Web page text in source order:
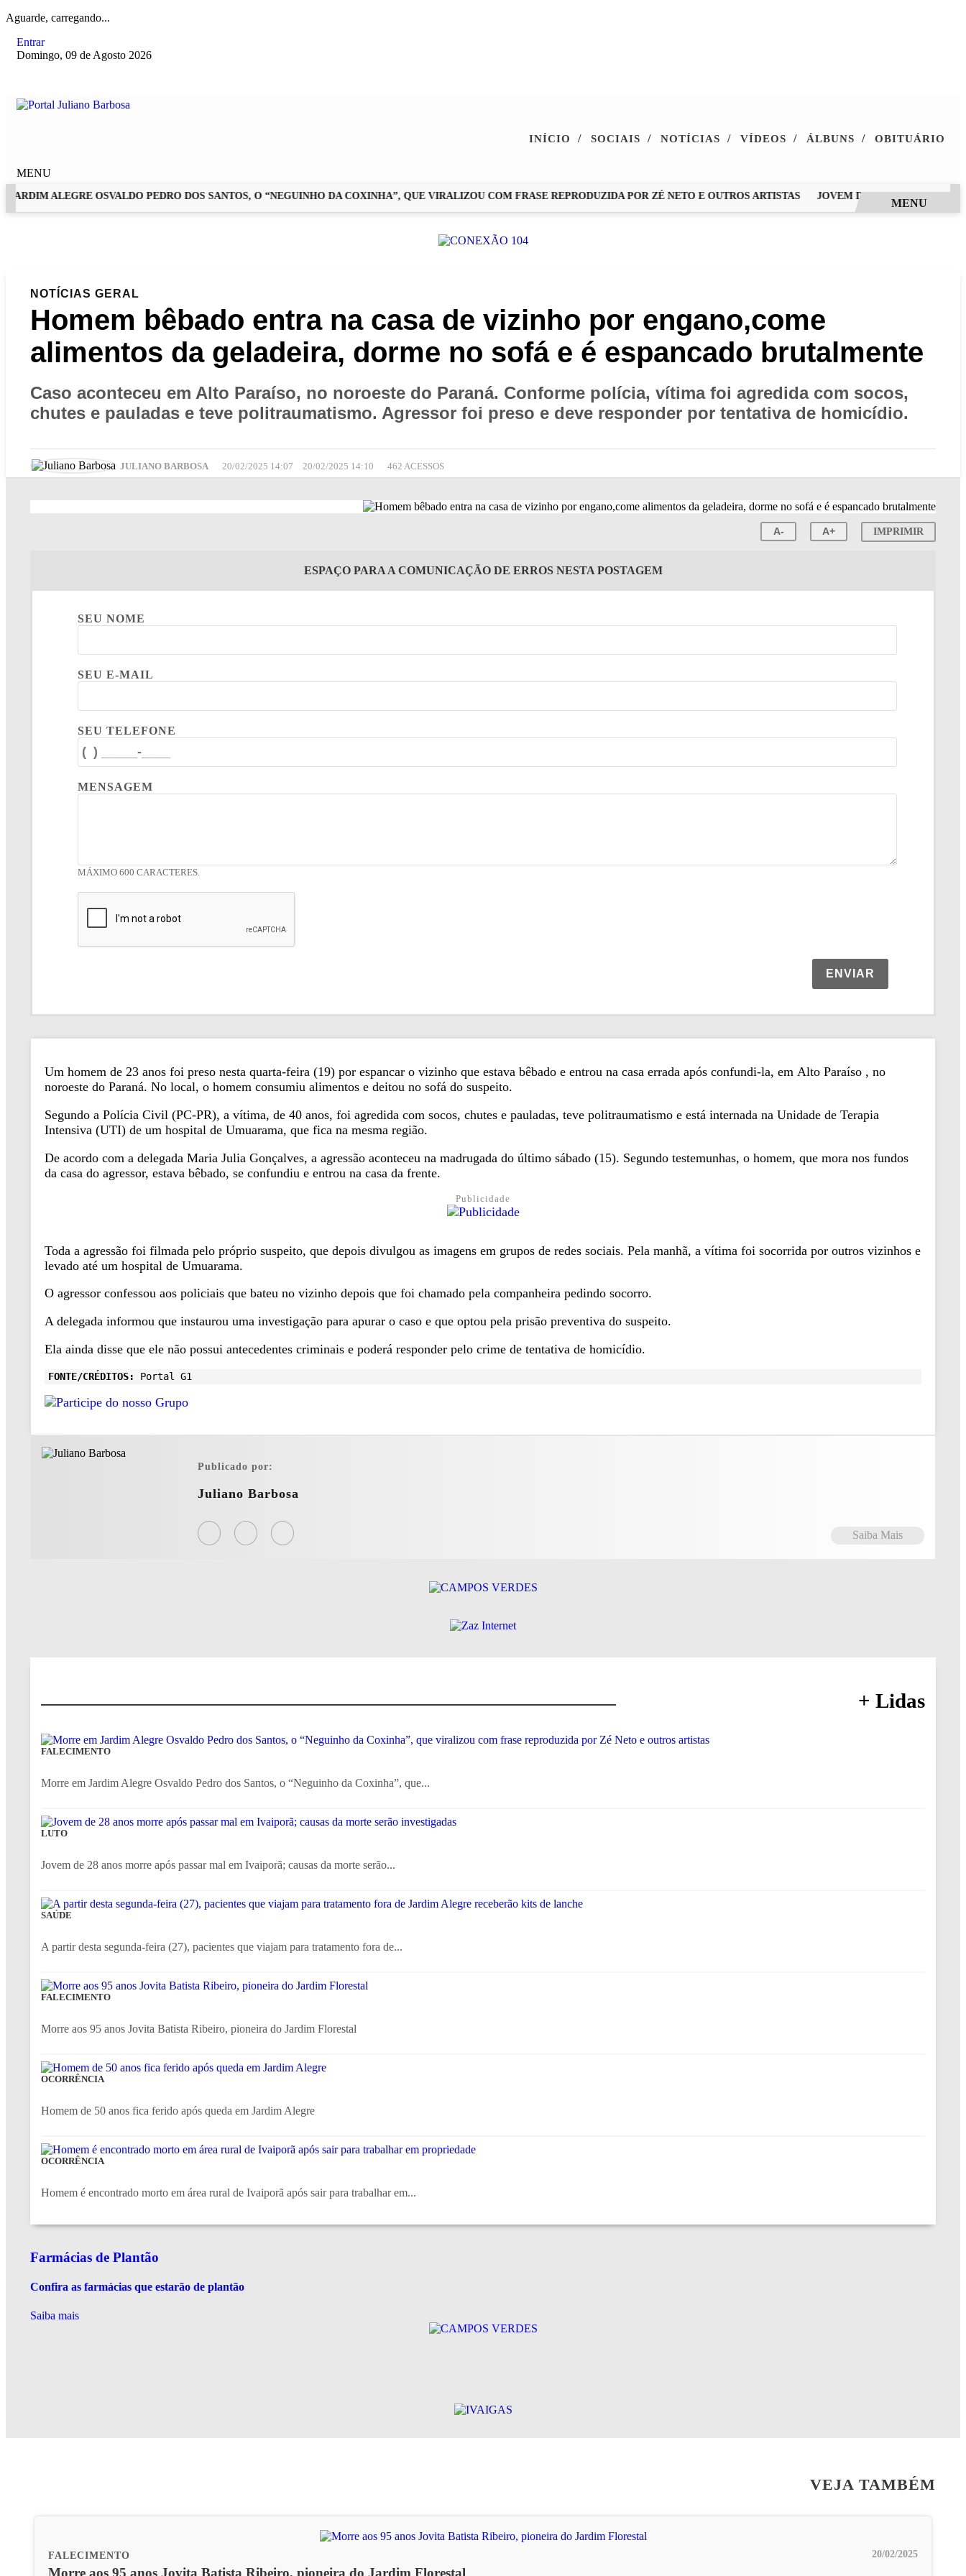
Aguarde, carregando...
Entrar
Domingo, 09 de Agosto 2026
INÍCIO / SOCIAIS / NOTÍCIAS / VÍDEOS / ÁLBUNS / OBITUÁRIO
MENU
ALEGRE OSVALDO PEDRO DOS SANTOS, O “NEGUINHO DA COXINHA”, QUE VIRALIZOU COM FRASE REPRODUZIDA POR ZÉ NETO E OUTROS ARTISTAS JOVEM DE 28 ANOS MORRE
MENU
NOTÍCIAS GERAL
Homem bêbado entra na casa de vizinho por engano,come
alimentos da geladeira, dorme no sofá e é espancado brutalmente
Caso aconteceu em Alto Paraíso, no noroeste do Paraná. Conforme polícia, vítima foi agredida com socos,
chutes e pauladas e teve politraumatismo. Agressor foi preso e deve responder por tentativa de homicídio.
JULIANO BARBOSA 20/02/2025 14:07 20/02/2025 14:10 462 ACESSOS
A- A+ IMPRIMIR
ESPAÇO PARA A COMUNICAÇÃO DE ERROS NESTA POSTAGEM
SEU NOME
SEU E-MAIL
SEU TELEFONE
MENSAGEM
MÁXIMO 600 CARACTERES.
ENVIAR
Um homem de 23 anos foi preso nesta quarta-feira (19) por espancar o vizinho que estava bêbado e entrou na casa errada após confundi-la, em Alto Paraíso , no
noroeste do Paraná. No local, o homem consumiu alimentos e deitou no sofá do suspeito.
Segundo a Polícia Civil (PC-PR), a vítima, de 40 anos, foi agredida com socos, chutes e pauladas, teve politraumatismo e está internada na Unidade de Terapia
Intensiva (UTI) de um hospital de Umuarama, que fica na mesma região.
De acordo com a delegada Maria Julia Gonçalves, a agressão aconteceu na madrugada do último sábado (15). Segundo testemunhas, o homem, que mora nos fundos
da casa do agressor, estava bêbado, se confundiu e entrou na casa da frente.
Publicidade
Toda a agressão foi filmada pelo próprio suspeito, que depois divulgou as imagens em grupos de redes sociais. Pela manhã, a vítima foi socorrida por outros vizinhos e
levado até um hospital de Umuarama.
O agressor confessou aos policiais que bateu no vizinho depois que foi chamado pela companheira pedindo socorro.
A delegada informou que instaurou uma investigação para apurar o caso e que optou pela prisão preventiva do suspeito.
Ela ainda disse que ele não possui antecedentes criminais e poderá responder pelo crime de tentativa de homicídio.
FONTE/CRÉDITOS: Portal G1
Publicado por:
Juliano Barbosa
Saiba Mais
+ Lidas
FALECIMENTO
Morre em Jardim Alegre Osvaldo Pedro dos Santos, o “Neguinho da Coxinha”, que...
LUTO
Jovem de 28 anos morre após passar mal em Ivaiporã; causas da morte serão...
SAÚDE
A partir desta segunda-feira (27), pacientes que viajam para tratamento fora de...
FALECIMENTO
Morre aos 95 anos Jovita Batista Ribeiro, pioneira do Jardim Florestal
OCORRÊNCIA
Homem de 50 anos fica ferido após queda em Jardim Alegre
OCORRÊNCIA
Homem é encontrado morto em área rural de Ivaiporã após sair para trabalhar em...
Farmácias de Plantão
Confira as farmácias que estarão de plantão
Saiba mais
VEJA TAMBÉM
FALECIMENTO 20/02/2025
Morre aos 95 anos Jovita Batista Ribeiro, pioneira do Jardim Florestal